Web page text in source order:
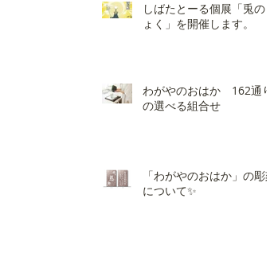
しばたとーる個展「兎のき
ょく」を開催します。
わがやのおはか 162通り
の選べる組合せ
「わがやのおはか」の彫刻
について✨